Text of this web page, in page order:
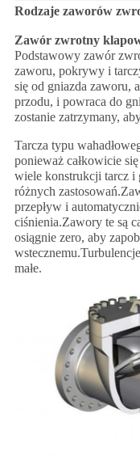
Rodzaje zaworów
Zawór zwrotny
Podstawowy zawór
zaworu, pokrywy i
się od gniazda zaworu,
przodu, i powraca do
zostanie zatrzymany,
Tarcza typu
ponieważ całkowicie
wiele konstrukcji tarcz i
różnych
przepływ i
ciśnienia.Zawory te są
osiągnie zero, aby
małe.